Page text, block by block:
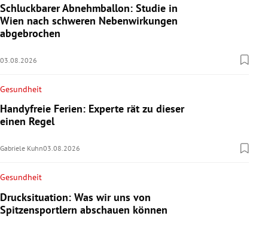
Schluckbarer Abnehmballon: Studie in
Wien nach schweren Nebenwirkungen
abgebrochen
03.08.2026
Gesundheit
Handyfreie Ferien: Experte rät zu dieser
einen Regel
Gabriele Kuhn03.08.2026
Gesundheit
Drucksituation: Was wir uns von
Spitzensportlern abschauen können